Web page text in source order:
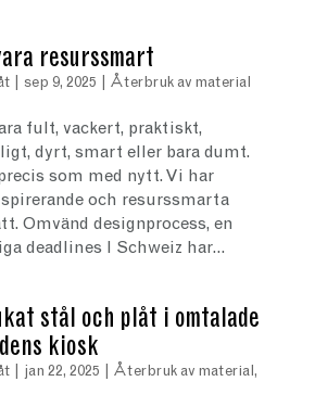
resurssmart
| sep 9, 2025 Återbruk av material
fult, vackert, praktiskt,
dyrt, smart eller bara dumt.
som med nytt. Vi har
och resurssmarta
Omvänd designprocess, en
deadlines I Schweiz har...
stål och plåt i omtalade
kiosk
| jan 22, 2025 Återbruk av material,